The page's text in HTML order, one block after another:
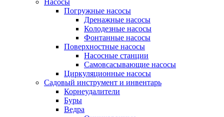
Насосы
Погружные насосы
Дренажные насосы
Колодезные насосы
Фонтанные насосы
Поверхностные насосы
Насосные станции
Самовсасывающие насосы
Циркуляционные насосы
Садовый инструмент и инвентарь
Корнеудалители
Буры
Ведра